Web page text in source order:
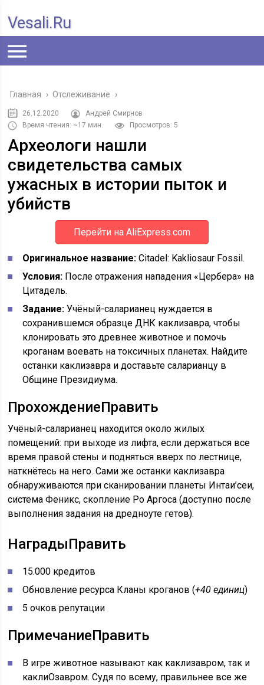
Vesali.ru
Главная › Отслеживание ›
26.12.2020
Андрей Смирнов
Время чтения: ~17 мин.
Просмотров: 5
Археологи нашли
свидетельства самых
ужасных в истории пыток и
убийств
Перейти на AliExpress.com
Оригинальное название: Citadel: Kakliosaur Fossil.
Условия: После отражения нападения «Цербера» на
Цитадель.
Задание: Учёный-саларианец нуждается в
сохранившемся образце ДНК каклизавра, чтобы
клонировать это древнее животное и помочь
кроганам воевать на токсичных планетах. Найдите
останки каклизавра и доставьте саларианцу в
Общине Президиума.
ПрохождениеПравить
Учёный-саларианец находится около жилых
помещений: при выходе из лифта, если держаться все
время правой стены и подняться вверх по лестнице,
наткнётесь на него. Сами же останки каклизавра
обнаруживаются при сканировании планеты Интаи’сеи,
система Феникс, скопление Ро Аргоса (доступно после
выполнения задания на дредноуте гетов).
НаградыПравить
15.000 кредитов
Обновление ресурса Кланы кроганов (+40 единиц)
5 очков репутации
ПримечаниеПравить
В игре животное называют как каклизавром, так и
каклиОзавром. Судя по всему, правильнее все же